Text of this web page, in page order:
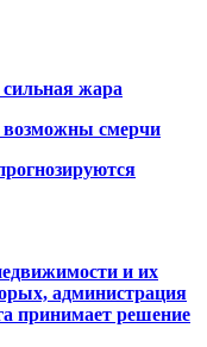
жара
возможны смерчи
и их
администрация
принимает решение